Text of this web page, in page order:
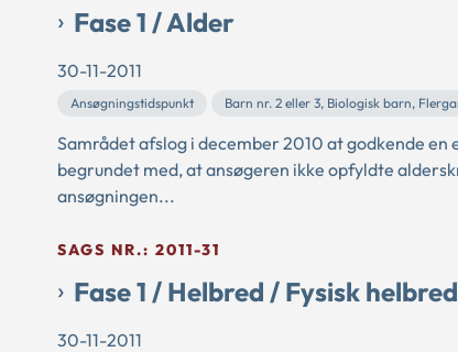
Fase 1 / Alder
30-11-2011
Ansøgningstidspunkt Barn nr. 2 eller 3, Biologisk barn,
Samrådet afslog i december 2010 at godkende
begrundet med, at ansøgeren ikke opfyldte
ansøgningen...
SAGS NR.: 2011-31
Fase 1 / Helbred / Fysisk helbred
30-11-2011